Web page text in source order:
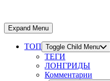
Expand Menu
ТОП Toggle Child Menu
ТЕГИ
ЛОНГРИДЫ
Комментарии